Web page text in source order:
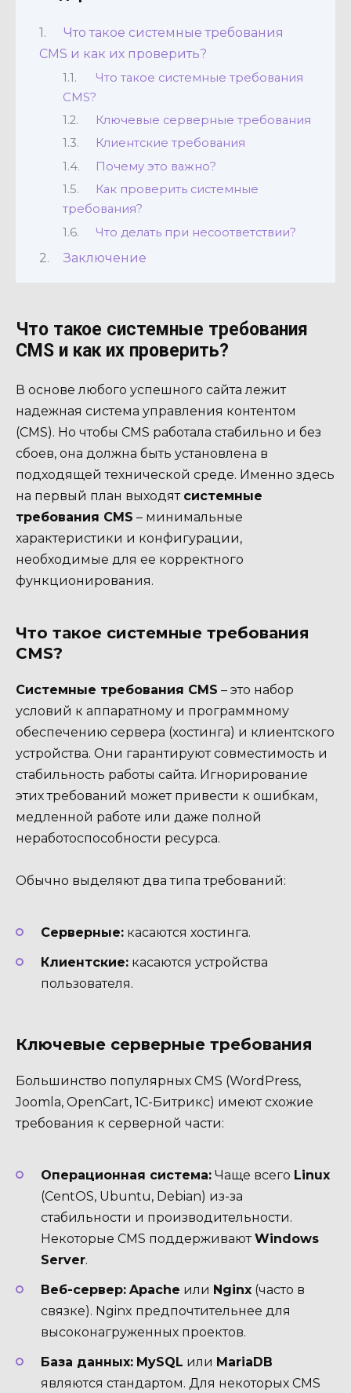
Что такое системные требования
CMS и как их проверить?
Что такое системные требования
CMS?
Ключевые серверные требования
Клиентские требования
Почему это важно?
Как проверить системные
требования?
Что делать при несоответствии?
Заключение
Что такое системные требования
CMS и как их проверить?
В основе любого успешного сайта лежит
надежная система управления контентом
(CMS). Но чтобы CMS работала стабильно и без
сбоев, она должна быть установлена в
подходящей технической среде. Именно здесь
на первый план выходят системные
требования CMS – минимальные
характеристики и конфигурации,
необходимые для ее корректного
функционирования.
Что такое системные требования
CMS?
Системные требования CMS – это набор
условий к аппаратному и программному
обеспечению сервера (хостинга) и клиентского
устройства. Они гарантируют совместимость и
стабильность работы сайта. Игнорирование
этих требований может привести к ошибкам,
медленной работе или даже полной
неработоспособности ресурса.
Обычно выделяют два типа требований:
Серверные: касаются хостинга.
Клиентские: касаются устройства
пользователя.
Ключевые серверные требования
Большинство популярных CMS (WordPress,
Joomla, OpenCart, 1С-Битрикс) имеют схожие
требования к серверной части:
Операционная система: Чаще всего Linux
(CentOS, Ubuntu, Debian) из-за
стабильности и производительности.
Некоторые CMS поддерживаютWindows
Server.
Веб-сервер: Apache или Nginx (часто в
связке). Nginx предпочтительнее для
высоконагруженных проектов.
База данных: MySQL или MariaDB
являются стандартом. Для некоторых CMS